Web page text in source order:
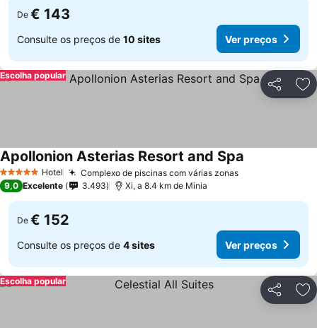
De € 143
Consulte os preços de 10 sites Ver preços
Partilhar
Escolha popular
5 Estrelas Hotel Complexo de piscinas com várias zonasVer preços
Apollonion Asterias Resort and Spa
9,0 Excelente 3.493 Xi, a 8.4 km de Minia
De € 152
Consulte os preços de 4 sites Ver preços
Partilhar
Escolha popular